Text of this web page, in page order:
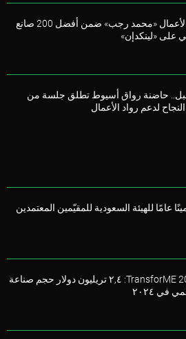
اختيار رائد الأعمال «محمد رجب» ضمن أفضل 200 صانع
على «لينكدإن»
حاضنة رواق أسيوط تطلق جلسة من
لدعم رواد الأعمال
عامًا للهيئة السعودية للمقيّمين المعتمدين
ملتقى TransforME 2023: ٢,٤ تريليون دولار حجم صناعة
في ٢٠٢٤